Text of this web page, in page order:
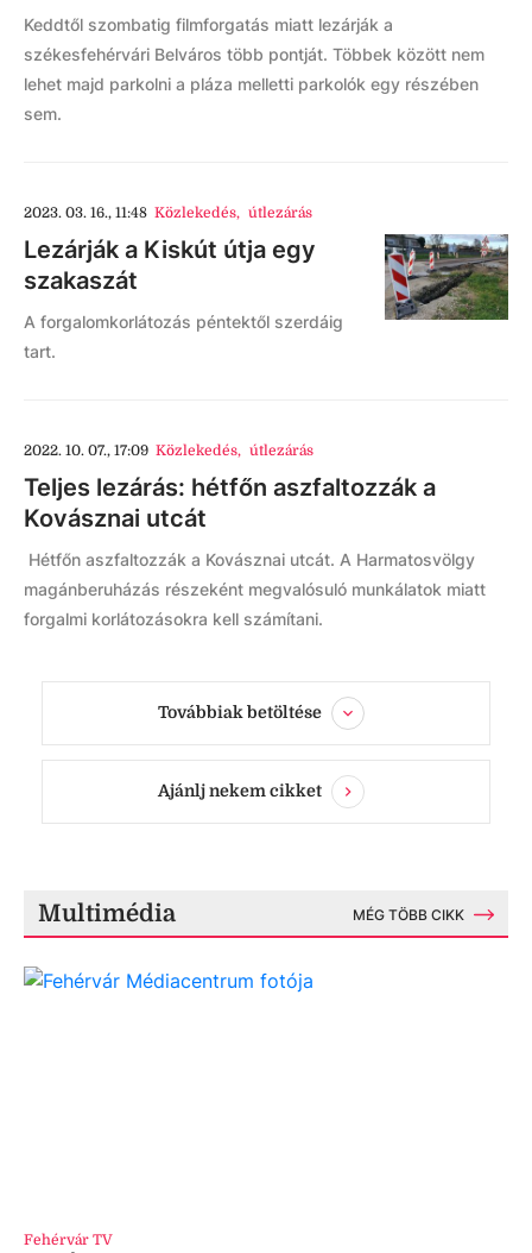
Keddtől szombatig filmforgatás miatt lezárják a
székesfehérvári Belváros több pontját. Többek között nem
lehet majd parkolni a pláza melletti parkolók egy részében
sem.
2023. 03. 16., 11:48 Közlekedés, útlezárás
Lezárják a Kiskút útja egy
szakaszát
A forgalomkorlátozás péntektől szerdáig
tart.
2022. 10. 07., 17:09 Közlekedés, útlezárás
Teljes lezárás: hétfőn aszfaltozzák a
Kovásznai utcát
Hétfőn aszfaltozzák a Kovásznai utcát. A Harmatosvölgy
magánberuházás részeként megvalósuló munkálatok miatt
forgalmi korlátozásokra kell számítani.
Továbbiak betöltése
Ajánlj nekem cikket
Multimédia MÉG TÖBB CIKK
Fehérvár TV